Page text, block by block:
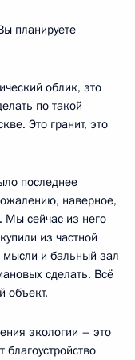
планируете
облик, это
по такой
Это гранит, это
последнее
наверное,
Мы сейчас из него
из частной
мысли и бальный зал
сделать. Всё
объект.
экологии – это